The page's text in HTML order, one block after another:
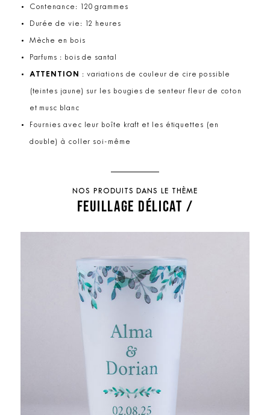
Contenance: 120 grammes
Durée de vie: 12 heures
Mèche en bois
Parfums : bois de santal
ATTENTION : variations de couleur de cire possible
(teintes jaune) sur les bougies de senteur fleur de coton
et musc blanc
Fournies avec leur boîte kraft et les étiquettes (en
double) à coller soi-même
NOS PRODUITS DANS LE THÈME
FEUILLAGE DÉLICAT /